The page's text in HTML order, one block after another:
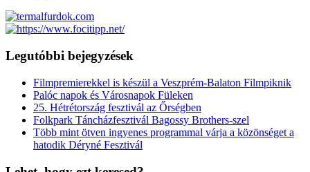
Legutóbbi bejegyzések
Filmpremierekkel is készül a Veszprém-Balaton Filmpiknik
Palóc napok és Városnapok Füleken
25. Hétrétország fesztivál az Őrségben
Folkpark Táncházfesztivál Bagossy Brothers-szel
Több mint ötven ingyenes programmal várja a közönséget a
hatodik Déryné Fesztivál